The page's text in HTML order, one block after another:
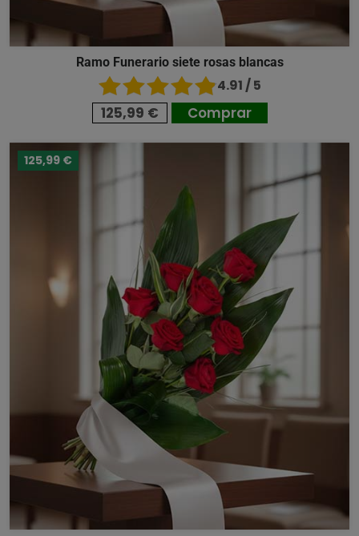
Ramo Funerario siete rosas blancas
4.91 / 5
125,99 € Comprar
125,99 €